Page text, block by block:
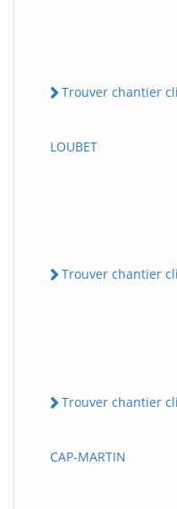
Trouver chantier
LOUBET
Trouver chantier
Trouver chantier
CAP-MARTIN